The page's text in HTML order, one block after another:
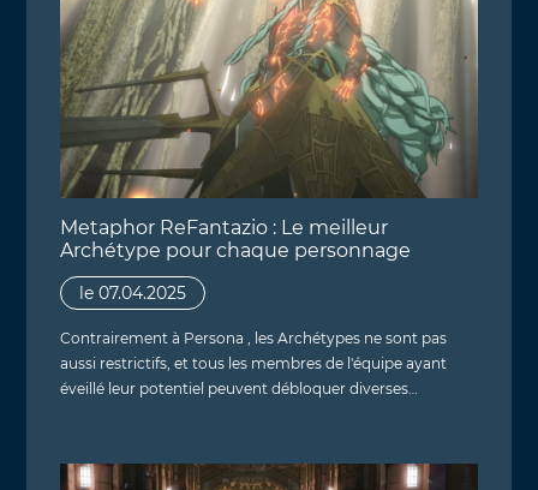
Metaphor ReFantazio : Le meilleur
Archétype pour chaque personnage
le 07.04.2025
Contrairement à Persona , les Archétypes ne sont pas
aussi restrictifs, et tous les membres de l'équipe ayant
éveillé leur potentiel peuvent débloquer diverses…